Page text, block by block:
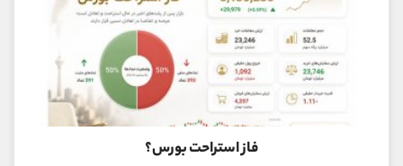
فاز استراحت بورس؟